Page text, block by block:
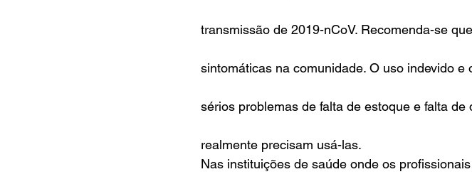
transmissão de 2019-nCoV. Recomenda-se
sintomáticas na comunidade. O uso indevido
sérios problemas de falta de estoque e falta
realmente precisam usá-las.
Nas instituições de saúde onde os